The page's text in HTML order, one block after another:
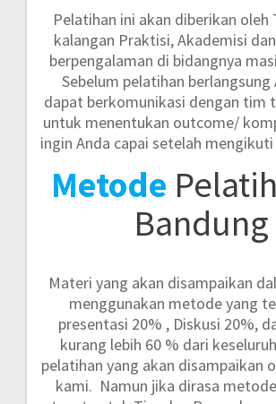
Pelatihan ini akan diberikan oleh
kalangan Praktisi, Akademisi
berpengalaman di bidangnya
Sebelum pelatihan berlangsung
dapat berkomunikasi dengan tim
untuk menentukan outcome/
ingin Anda capai setelah
Metode
Bandung
Materi yang akan disampaikan
menggunakan metode yang
presentasi 20% , Diskusi 20%,
kurang lebih 60 % dari
pelatihan yang akan disampaikan
kami. Namun jika dirasa